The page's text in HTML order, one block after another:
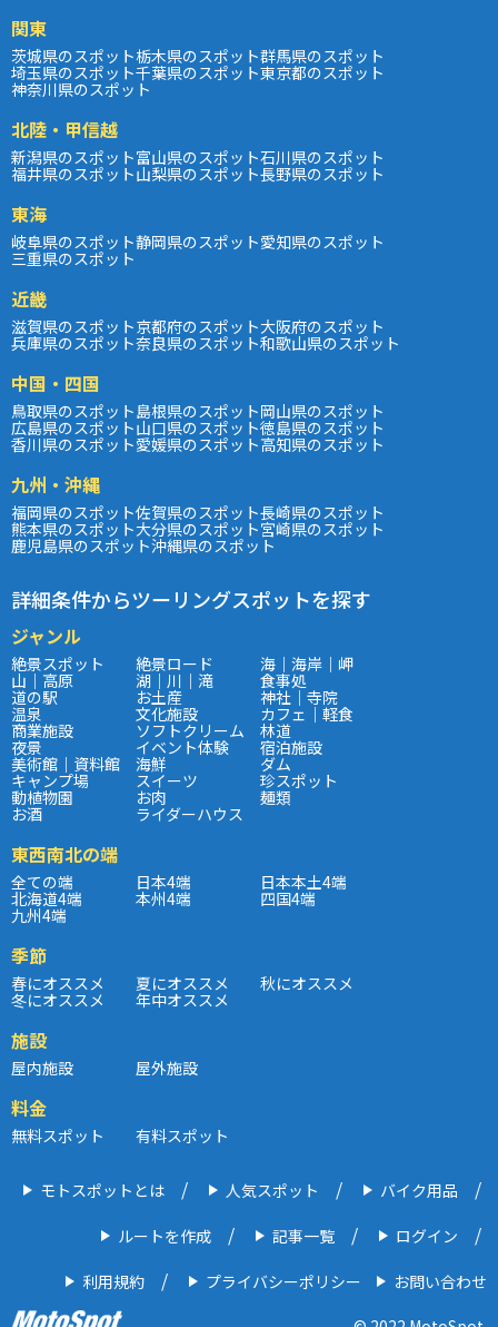
関東
茨城県のスポット栃木県のスポット群馬県のスポット
埼玉県のスポット千葉県のスポット東京都のスポット
神奈川県のスポット
北陸・甲信越
新潟県のスポット富山県のスポット石川県のスポット
福井県のスポット山梨県のスポット長野県のスポット
東海
岐阜県のスポット静岡県のスポット愛知県のスポット
三重県のスポット
近畿
滋賀県のスポット京都府のスポット大阪府のスポット
兵庫県のスポット奈良県のスポット和歌山県のスポット
中国・四国
鳥取県のスポット島根県のスポット岡山県のスポット
広島県のスポット山口県のスポット徳島県のスポット
香川県のスポット愛媛県のスポット高知県のスポット
九州・沖縄
福岡県のスポット佐賀県のスポット長崎県のスポット
熊本県のスポット大分県のスポット宮崎県のスポット
鹿児島県のスポット沖縄県のスポット
詳細条件からツーリングスポットを探す
ジャンル
絶景スポット 絶景ロード 海｜海岸｜岬
山｜高原 湖｜川｜滝 食事処
道の駅 お土産 神社｜寺院
温泉 文化施設 カフェ｜軽食
商業施設 ソフトクリーム 林道
夜景 イベント体験 宿泊施設
美術館｜資料館 海鮮 ダム
キャンプ場 スイーツ 珍スポット
動植物園 お肉 麺類
お酒 ライダーハウス
東西南北の端
全ての端 日本4端 日本本土4端
北海道4端 本州4端 四国4端
九州4端
季節
春にオススメ 夏にオススメ 秋にオススメ
冬にオススメ 年中オススメ
施設
屋内施設 屋外施設
料金
無料スポット 有料スポット
モトスポットとは 人気スポット バイク用品
ルートを作成 記事一覧 ログイン
利用規約 プライバシーポリシー
お問い合わせ